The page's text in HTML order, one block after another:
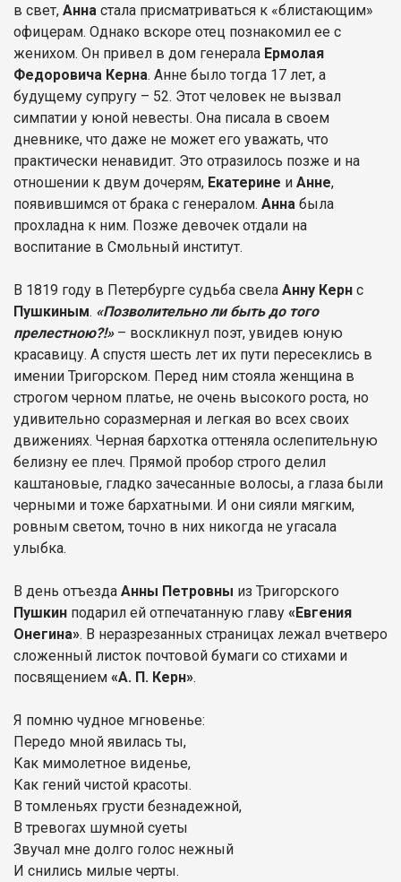
в свет, Анна стала присматриваться к «блистающим»
офицерам. Однако вскоре отец познакомил ее с
женихом. Он привел в дом генерала Ермолая
Федоровича Керна. Анне было тогда 17 лет, а
будущему супругу – 52. Этот человек не вызвал
симпатии у юной невесты. Она писала в своем
дневнике, что даже не может его уважать, что
практически ненавидит. Это отразилось позже и на
отношении к двум дочерям, Екатерине и Анне,
появившимся от брака с генералом. Анна была
прохладна к ним. Позже девочек отдали на
воспитание в Смольный институт.
В 1819 году в Петербурге судьба свела Анну Керн с
Пушкиным. «Позволительно ли быть до того
прелестною?!» – воскликнул поэт, увидев юную
красавицу. А спустя шесть лет их пути пересеклись в
имении Тригорском. Перед ним стояла женщина в
строгом черном платье, не очень высокого роста, но
удивительно соразмерная и легкая во всех своих
движениях. Черная бархотка оттеняла ослепительную
белизну ее плеч. Прямой пробор строго делил
каштановые, гладко зачесанные волосы, а глаза были
черными и тоже бархатными. И они сияли мягким,
ровным светом, точно в них никогда не угасала
улыбка.
В день отъезда Анны Петровны из Тригорского
Пушкин подарил ей отпечатанную главу «Евгения
Онегина». В неразрезанных страницах лежал вчетверо
сложенный листок почтовой бумаги со стихами и
посвящением «А. П. Керн».
Я помню чудное мгновенье:
Передо мной явилась ты,
Как мимолетное виденье,
Как гений чистой красоты.
В томленьях грусти безнадежной,
В тревогах шумной суеты
Звучал мне долго голос нежный
И снились милые черты.